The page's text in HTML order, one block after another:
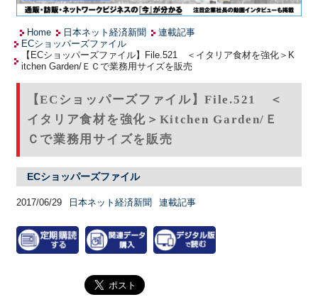
Home 日本ネット経済新聞
連載記事
ECショッパーズファイル
【ECショッパーズファイル】File.521 ＜イタリア食材を強化＞K
itchen Garden/ＥＣで業務用サイズを販売
【ECショッパーズファイル】File.521 ＜
イタリア食材を強化＞Kitchen Garden/Ｅ
Ｃで業務用サイズを販売
ECショッパーズファイル
2017/06/29 日本ネット経済新聞 連載記事